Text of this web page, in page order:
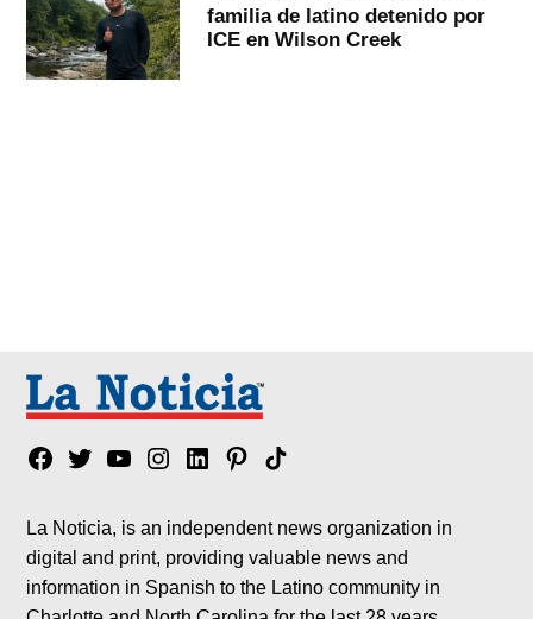
familia de latino detenido por
ICE en Wilson Creek
Facebook
TwitterYouTubeInstagram
LinkedinPinterest
Tik
La Noticia, is an independent news organization in
digital and print, providing valuable news and
information in Spanish to the Latino community in